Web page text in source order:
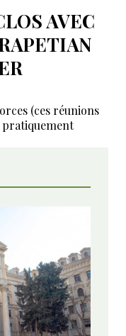
AVEC
(ces réunions
pratiquement